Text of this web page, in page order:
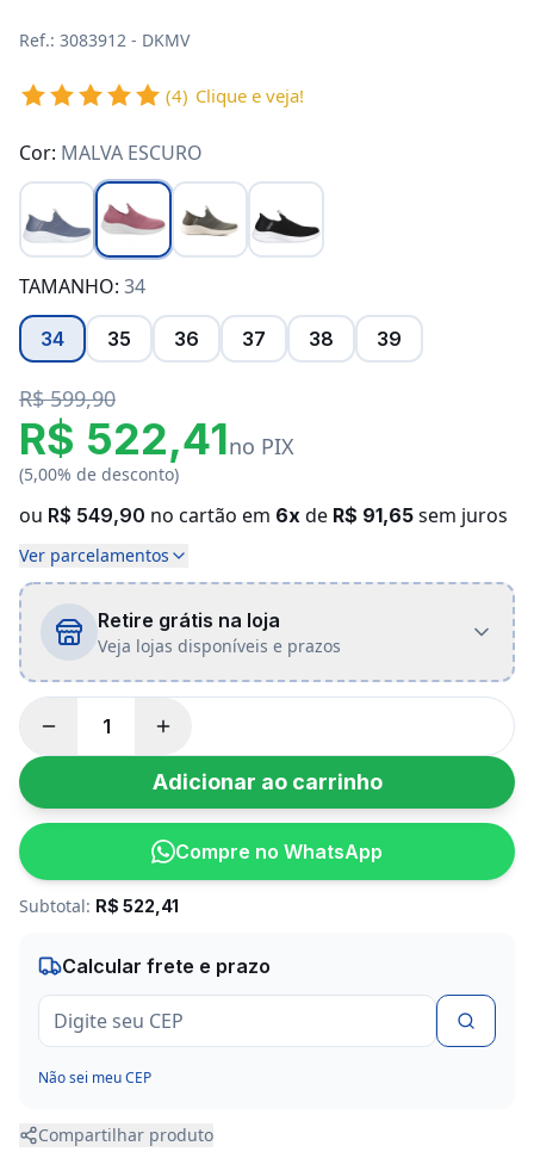
Ref.: 3083912 - DKMV
(4) Clique e veja!
Cor: MALVA ESCURO
TAMANHO: 34
34 35 36 37 38 39
R$ 599,90
R$ 522,41no PIX
(5,00% de desconto)
ou R$ 549,90 no cartão em 6x de R$ 91,65 sem juros
Ver parcelamentos
Retire grátis na loja
Veja lojas disponíveis e prazos
Adicionar ao carrinho
Compre no WhatsApp
Subtotal: R$ 522,41
Calcular frete e prazo
Não sei meu CEP
Compartilhar produto